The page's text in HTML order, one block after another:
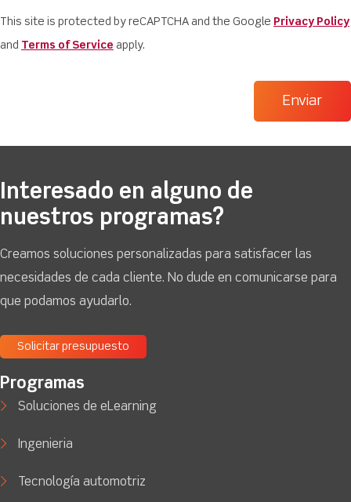
This site is protected by reCAPTCHA and the Google Privacy Policy
and Terms of Service apply.
Interesado en alguno de
nuestros programas?
Creamos soluciones personalizadas para satisfacer las
necesidades de cada cliente. No dude en comunicarse para
que podamos ayudarlo.
Solicitar presupuesto
Programas
Soluciones de eLearning
Ingenieria
Tecnología automotriz